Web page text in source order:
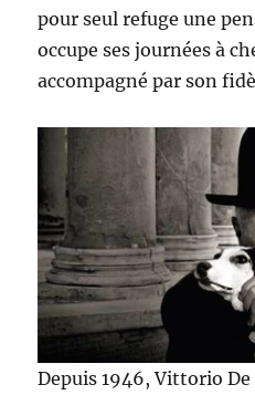
pour seul refuge une
occupe ses journées à
accompagné par son
Depuis 1946, Vittorio De